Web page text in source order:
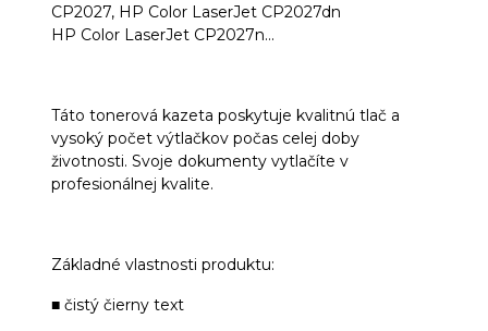
CP2027, HP Color LaserJet CP2027dn
HP Color LaserJet CP2027n...
Táto tonerová kazeta poskytuje kvalitnú tlač a
vysoký počet výtlačkov počas celej doby
životnosti. Svoje dokumenty vytlačíte v
profesionálnej kvalite.
Základné vlastnosti produktu:
■ čistý čierny text